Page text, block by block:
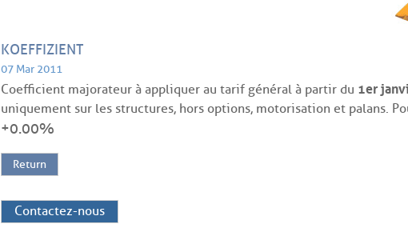
KOEFFIZIENT
07 Mar 2011
Coefficient majorateur à appliquer au tarif général à partir du 1er
uniquement sur les structures, hors options, motorisation et palans.
+0.00%
Return
Contactez-nous